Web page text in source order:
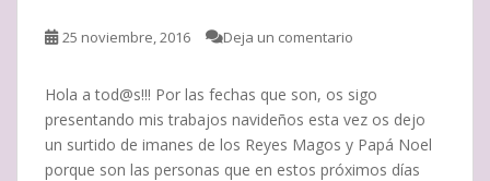
25 noviembre, 2016 Deja un comentario
Hola a tod@s!!! Por las fechas que son, os sigo
presentando mis trabajos navideños esta vez os dejo
un surtido de imanes de los Reyes Magos y Papá Noel
porque son las personas que en estos próximos días